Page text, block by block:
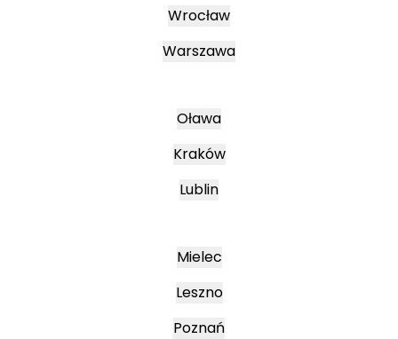
Wrocław
Warszawa
Oława
Kraków
Lublin
Mielec
Leszno
Poznań